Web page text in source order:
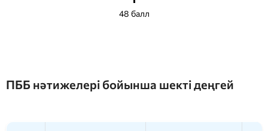
48 балл
ПББ нәтижелері бойынша шекті деңгей